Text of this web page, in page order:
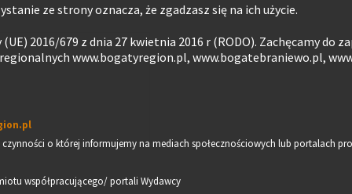
ze strony oznacza, że zgadzasz się na ich użycie.
2016/679 z dnia 27 kwietnia 2016 r (RODO). Zachęcamy do
www.bogatyregion.pl, www.bogatebraniewo.pl,
o której informujemy na mediach społecznościowych lub portalach
współpracującego/ portali Wydawcy